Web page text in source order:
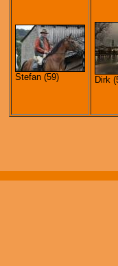
Stefan (59) Dirk